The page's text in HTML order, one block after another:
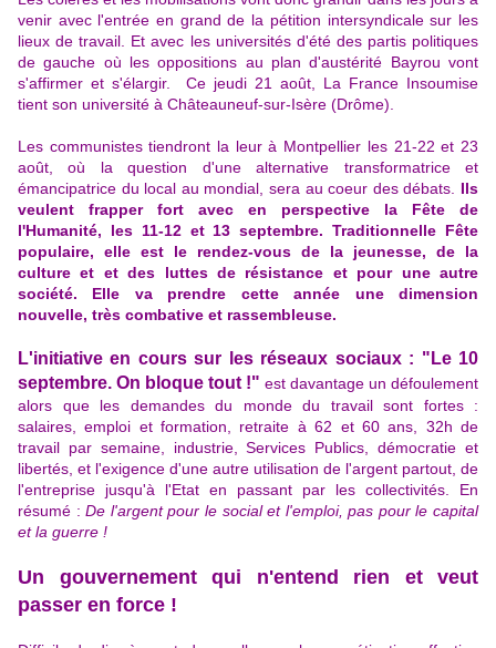
venir avec l'entrée en grand de la pétition intersyndicale sur les
lieux de travail. Et avec les universités d'été des partis politiques
de gauche où les oppositions au plan d'austérité Bayrou vont
s'affirmer et s'élargir.
Ce jeudi 21 août, La France Insoumise
tient son université à Châteauneuf-sur-Isère (Drôme).
Les communistes tiendront la leur à Montpellier les 21-22 et 23
août, où la question d'une alternative transformatrice et
émancipatrice du local au mondial, sera au coeur des débats. Ils
veulent frapper fort avec en perspective la Fête de
l'Humanité, les 11-12 et 13 septembre. Traditionnelle Fête
populaire, elle est le rendez-vous de la jeunesse, de la
culture et et des luttes de résistance et pour une autre
société. Elle va prendre cette année une dimension
nouvelle, très combative et rassembleuse.
L'initiative en cours sur les réseaux sociaux : "Le 10
septembre. On bloque tout !" est davantage un défoulement
alors que les demandes du monde du travail sont fortes :
salaires, emploi et formation, retraite à 62 et 60 ans, 32h de
travail par semaine, industrie, Services Publics, démocratie et
libertés, et l'exigence d'une autre utilisation de l'argent partout, de
l'entreprise jusqu'à l'Etat en passant par les collectivités. En
résumé :De l'argent pour le social et l'emploi, pas pour le capital
et la guerre !
Un gouvernement qui n'entend rien et veut
passer en force !